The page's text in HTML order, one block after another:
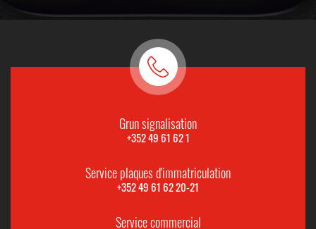
Grun signalisation
+352 49 61 62 1
Service plaques d'immatriculation
+352 49 61 62 20-21
Service commercial